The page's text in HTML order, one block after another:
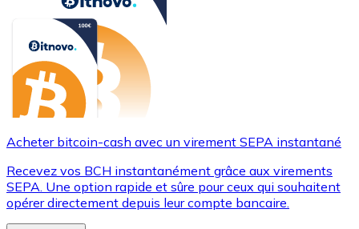
Acheter bitcoin-cash avec un virement SEPA instantané
Recevez vos BCH instantanément grâce aux virements
SEPA. Une option rapide et sûre pour ceux qui souhaitent
opérer directement depuis leur compte bancaire.